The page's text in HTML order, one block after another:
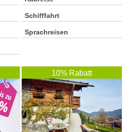
Schifffahrt
Sprachreisen
10% Rabatt